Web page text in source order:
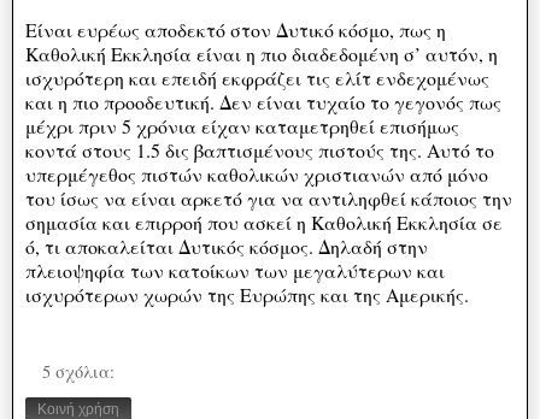
Είναι ευρέως αποδεκτό στον Δυτικό κόσμο, πως η
Καθολική Εκκλησία είναι η πιο διαδεδομένη σ’ αυτόν, η
ισχυρότερη και επειδή εκφράζει τις ελίτ ενδεχομένως
και η πιο προοδευτική. Δεν είναι τυχαίο το γεγονός πως
μέχρι πριν 5 χρόνια είχαν καταμετρηθεί επισήμως
κοντά στους 1.5 δις βαπτισμένους πιστούς της. Αυτό το
υπερμέγεθος πιστών καθολικών χριστιανών από μόνο
του ίσως να είναι αρκετό για να αντιληφθεί κάποιος την
σημασία και επιρροή που ασκεί η Καθολική Εκκλησία σε
ό, τι αποκαλείται Δυτικός κόσμος. Δηλαδή στην
πλειοψηφία των κατοίκων των μεγαλύτερων και
ισχυρότερων χωρών της Ευρώπης και της Αμερικής.
5 σχόλια:
Κοινή χρήση